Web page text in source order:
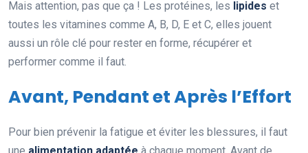
Mais attention, pas que ça ! Les protéines, les lipides et
toutes les vitamines comme A, B, D, E et C, elles jouent
aussi un rôle clé pour rester en forme, récupérer et
performer comme il faut.
Avant, Pendant et Après l’Effort
Pour bien prévenir la fatigue et éviter les blessures, il faut
une alimentation adaptée à chaque moment. Avant de